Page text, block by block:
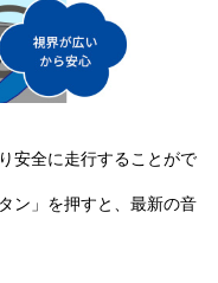
安全に走行することがで
ン」を押すと、最新の音